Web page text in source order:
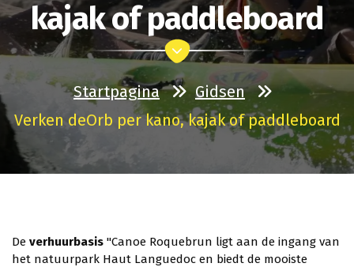
kajak of paddleboard
Startpagina
Gidsen
Verken deOrb per kano, kajak of paddleboard
De verhuurbasis "Canoe Roquebrun ligt aan de ingang van
het natuurpark Haut Languedoc en biedt de mooiste